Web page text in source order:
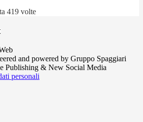
419 volte
and powered by Gruppo Spaggiari
Publishing & New Social Media
personali